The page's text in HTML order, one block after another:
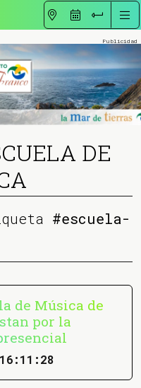
DE
#escuela-
de Música de
por la